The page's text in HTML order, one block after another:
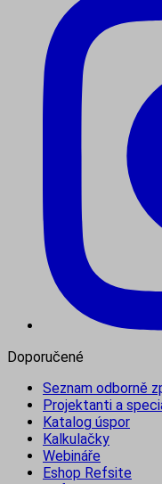
Doporučené
Seznam odborně
Projektanti a
Katalog úspor
Kalkulačky
Webináře
Eshop Refsite